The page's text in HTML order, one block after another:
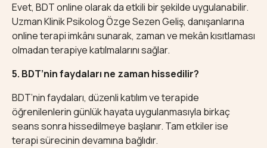
Evet, BDT online olarak da etkili bir şekilde uygulanabilir.
Uzman Klinik Psikolog Özge Sezen Geliş, danışanlarına
online terapi imkânı sunarak, zaman ve mekân kısıtlaması
olmadan terapiye katılmalarını sağlar.
5. BDT’nin faydaları ne zaman hissedilir?
BDT’nin faydaları, düzenli katılım ve terapide
öğrenilenlerin günlük hayata uygulanmasıyla birkaç
seans sonra hissedilmeye başlanır. Tam etkiler ise
terapi sürecinin devamına bağlıdır.